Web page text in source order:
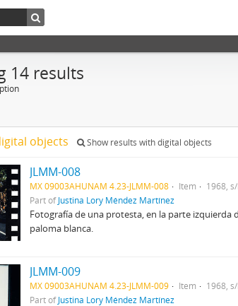
14 results
objects Show results with digital objects
JLMM-008
MX 09003AHUNAM 4.23-JLMM-008 Item
1968,
Part ofJustina Lory Méndez Martínez
Fotografía de una protesta, en la parte izquierda
paloma blanca.
JLMM-009
MX 09003AHUNAM 4.23-JLMM-009 Item
1968,
Part ofJustina Lory Méndez Martínez